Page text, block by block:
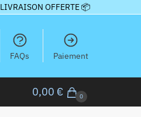
LIVRAISON OFFERTE 📦
FAQs Paiement
0,00 € 0